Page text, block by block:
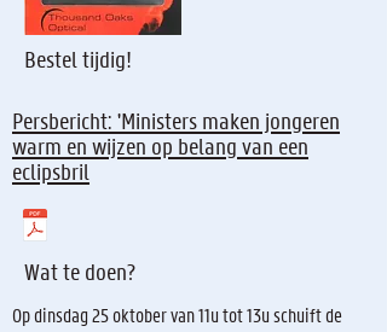
Bestel tijdig!
Persbericht: 'Ministers maken jongeren
warm en wijzen op belang van een
eclipsbril
Wat te doen?
Op dinsdag 25 oktober van 11u tot 13u schuift de